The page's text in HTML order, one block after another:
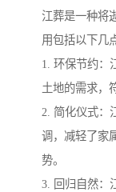
江葬是一种将
用包括以下几
1. 环保节约：
土地的需求，
2. 简化仪式：
调，减轻了家
势。
3. 回归自然：